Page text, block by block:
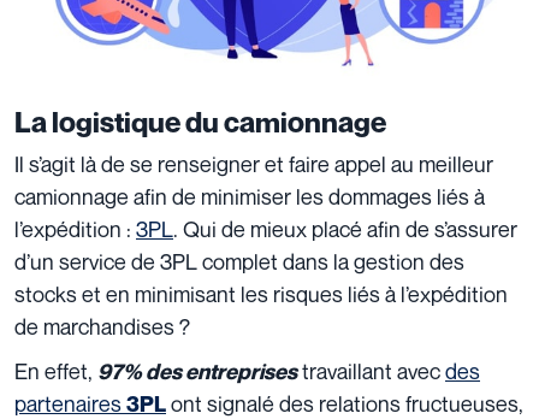
La logistique du camionnage
Il s’agit là de se renseigner et faire appel au meilleur
camionnage afin de minimiser les dommages liés à
l’expédition : 3PL. Qui de mieux placé afin de s’assurer
d’un service de 3PL complet dans la gestion des
stocks et en minimisant les risques liés à l’expédition
de marchandises ?
En effet, 97% des entreprisestravaillant avecdes
partenaires3PLont signalé des relations fructueuses,